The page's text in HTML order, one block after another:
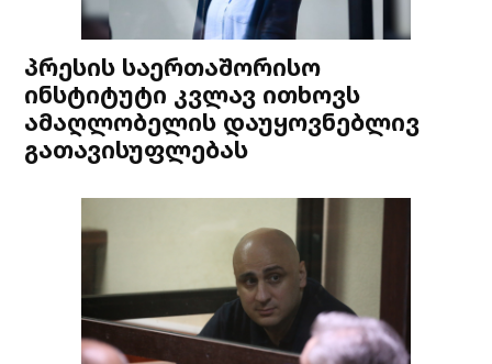
პრესის საერთაშორისო
ინსტიტუტი კვლავ ითხოვს
ამაღლობელის დაუყოვნებლივ
გათავისუფლებას